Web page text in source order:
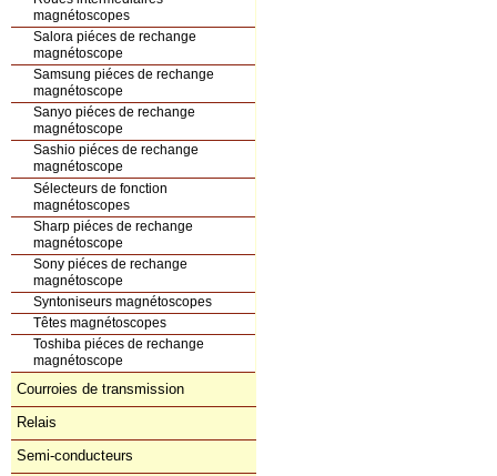
magnétoscopes
Salora piéces de rechange
magnétoscope
Samsung piéces de rechange
magnétoscope
Sanyo piéces de rechange
magnétoscope
Sashio piéces de rechange
magnétoscope
Sélecteurs de fonction
magnétoscopes
Sharp piéces de rechange
magnétoscope
Sony piéces de rechange
magnétoscope
Syntoniseurs magnétoscopes
Têtes magnétoscopes
Toshiba piéces de rechange
magnétoscope
Courroies de transmission
Relais
Semi-conducteurs